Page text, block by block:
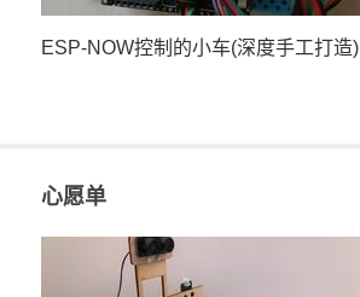
ESP-NOW控制的小车(深度手工打造)
心愿单